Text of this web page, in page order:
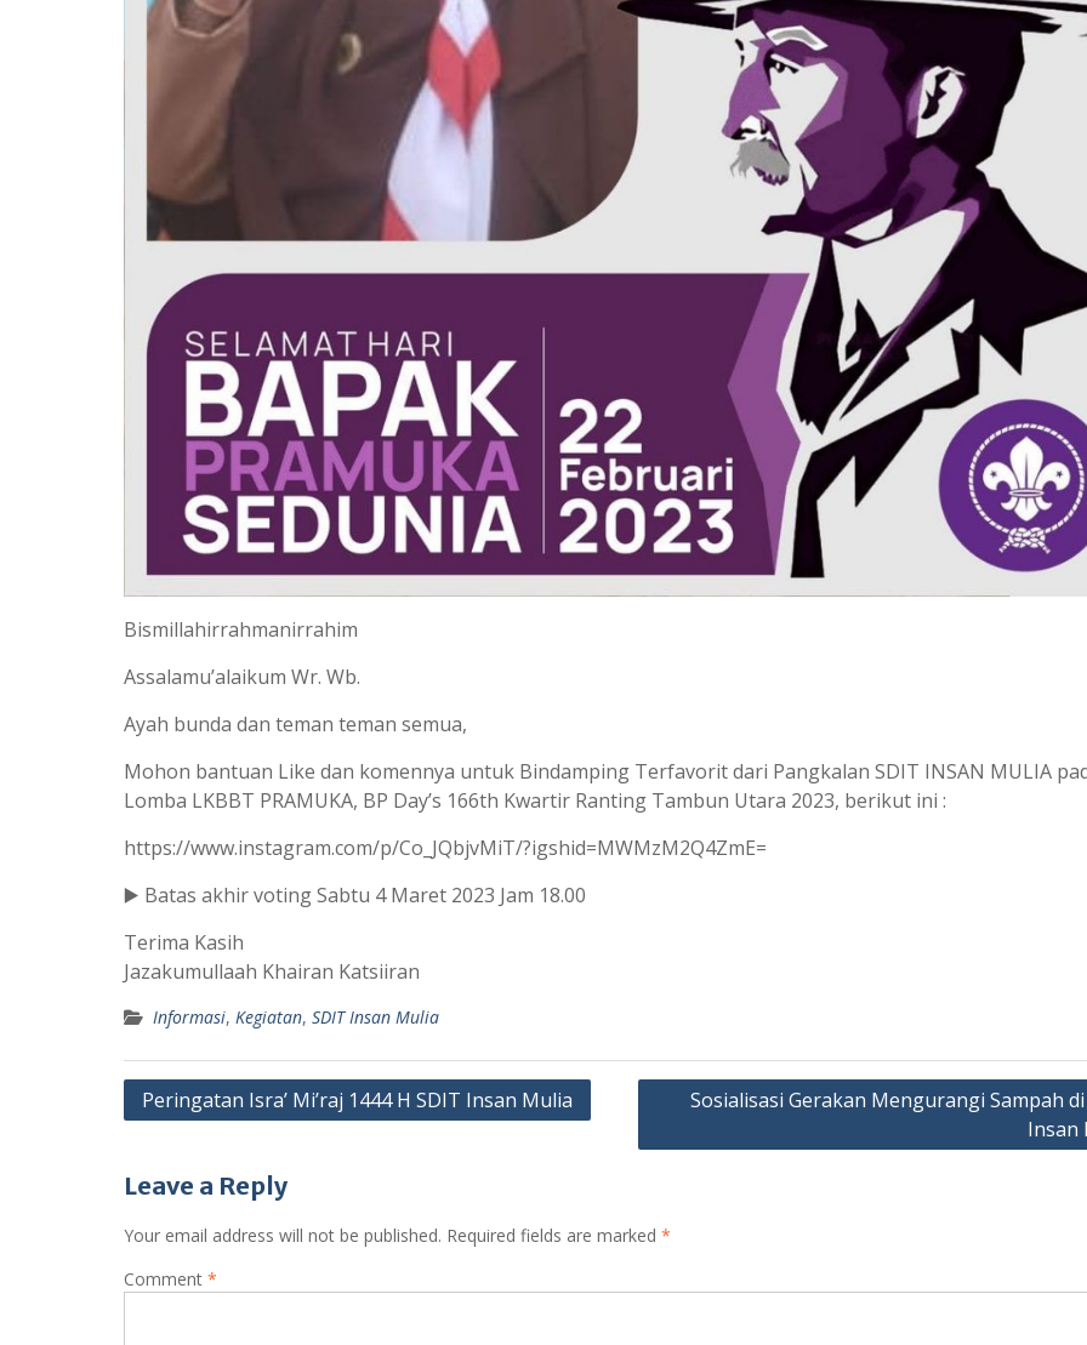
Bismillahirrahmanirrahim
Assalamu’alaikum Wr. Wb.
Ayah bunda dan teman teman semua,
Mohon bantuan Like dan komennya untuk Bindamping Terfavorit dari Pangkalan SDIT INSAN MULIA
Lomba LKBBT PRAMUKA, BP Day’s 166th Kwartir Ranting Tambun Utara 2023, berikut ini :
https://www.instagram.com/p/Co_JQbjvMiT/?igshid=MWMzM2Q4ZmE=
▶️ Batas akhir voting Sabtu 4 Maret 2023 Jam 18.00
Terima Kasih
Jazakumullaah Khairan Katsiiran
Informasi, Kegiatan, SDIT Insan Mulia
Post
Peringatan Isra’ Mi’raj 1444 H SDIT Insan Mulia
Sosialisasi Gerakan Mengurangi Sampah
Insan
Leave a Reply
Your email address will not be published. Required fields are marked *
Comment *